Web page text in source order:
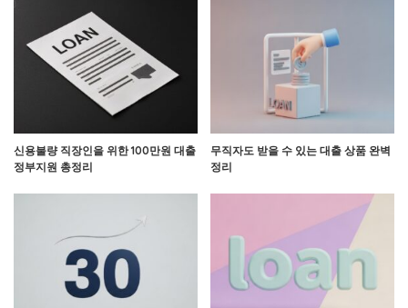
신용불량 직장인을 위한 100만원 대출
정부지원 총정리
무직자도 받을 수 있는 대출 상품 완벽
정리